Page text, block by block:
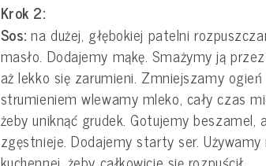
Krok 2:
Sos:na dużej, głębokiej patelni
masło. Dodajemy mąkę. Smażymy ją
aż lekko się zarumieni. Zmniejszamy
strumieniem wlewamy mleko, cały czas
żeby uniknąć grudek. Gotujemy beszamel,
zgęstnieje. Dodajemy starty ser.